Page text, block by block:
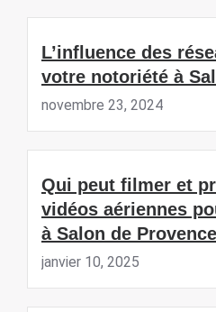
L’influence des
votre notoriété à
novembre 23, 2024
Qui peut filmer et
vidéos aériennes
à Salon de Provence
janvier 10, 2025